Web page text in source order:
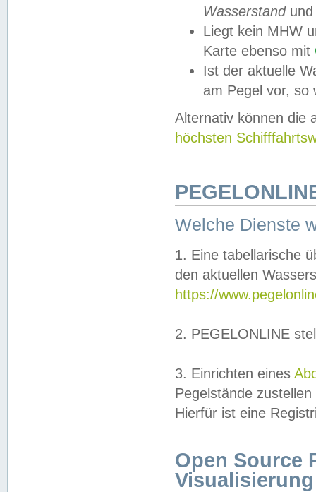
Wasserstandund
Liegt kein MHW
Karte ebenso mit
Ist der aktuelle
am Pegel vor,
Alternativ können die
höchsten
Welche Dienste
1. Eine tabellarische
den aktuellen
https://
2. PEGELONLINE
3. Einrichten eines
Pegelstände
Hierfür ist eine
Open Source
Visualisierung